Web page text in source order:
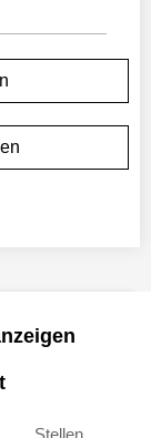
Stellen